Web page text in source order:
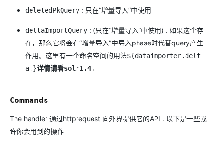
deletedPkQuery : 只在“增量导入”中使用
deltaImportQuery : (只在“增量导入”中使用) . 如果这个存
在，那么它将会在“增量导入”中导入phase时代替query产生
作用。这里有一个命名空间的用法${dataimporter.delt
a.}详情请看solr1.4.
Commands
The handler 通过httprequest 向外界提供它的API . 以下是一些或
许你会用到的操作